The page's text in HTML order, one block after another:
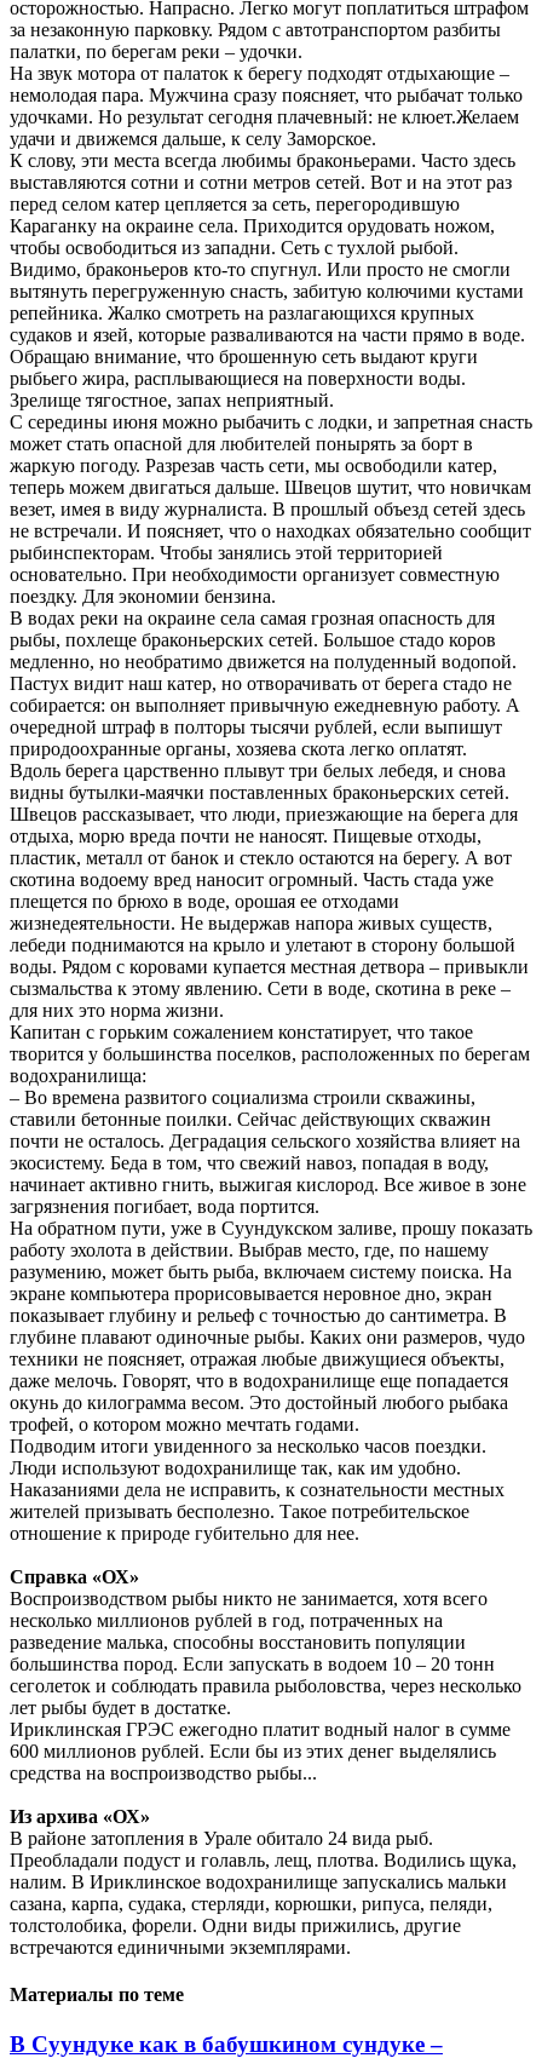
осторожностью. Напрасно. Легко могут поплатиться штрафом
за незаконную парковку. Рядом с автотранспортом разбиты
палатки, по берегам реки – удочки.
На звук мотора от палаток к берегу подходят отдыхающие –
немолодая пара. Мужчина сразу поясняет, что рыбачат только
удочками. Но результат сегодня плачевный: не клюет.Желаем
удачи и движемся дальше, к селу Заморское.
К слову, эти места всегда любимы браконьерами. Часто здесь
выставляются сотни и сотни метров сетей. Вот и на этот раз
перед селом катер цепляется за сеть, перегородившую
Караганку на окраине села. Приходится орудовать ножом,
чтобы освободиться из западни. Сеть с тухлой рыбой.
Видимо, браконьеров кто-то спугнул. Или просто не смогли
вытянуть перегруженную снасть, забитую колючими кустами
репейника. Жалко смотреть на разлагающихся крупных
судаков и язей, которые разваливаются на части прямо в воде.
Обращаю внимание, что брошенную сеть выдают круги
рыбьего жира, расплывающиеся на поверхности воды.
Зрелище тягостное, запах неприятный.
С середины июня можно рыбачить с лодки, и запретная снасть
может стать опасной для любителей понырять за борт в
жаркую погоду. Разрезав часть сети, мы освободили катер,
теперь можем двигаться дальше. Швецов шутит, что новичкам
везет, имея в виду журналиста. В прошлый объезд сетей здесь
не встречали. И поясняет, что о находках обязательно сообщит
рыбинспекторам. Чтобы занялись этой территорией
основательно. При необходимости организует совместную
поездку. Для экономии бензина.
В водах реки на окраине села самая грозная опасность для
рыбы, похлеще браконьерских сетей. Большое стадо коров
медленно, но необратимо движется на полуденный водопой.
Пастух видит наш катер, но отворачивать от берега стадо не
собирается: он выполняет привычную ежедневную работу. А
очередной штраф в полторы тысячи рублей, если выпишут
природоохранные органы, хозяева скота легко оплатят.
Вдоль берега царственно плывут три белых лебедя, и снова
видны бутылки-маячки поставленных браконьерских сетей.
Швецов рассказывает, что люди, приезжающие на берега для
отдыха, морю вреда почти не наносят. Пищевые отходы,
пластик, металл от банок и стекло остаются на берегу. А вот
скотина водоему вред наносит огромный. Часть стада уже
плещется по брюхо в воде, орошая ее отходами
жизнедеятельности. Не выдержав напора живых существ,
лебеди поднимаются на крыло и улетают в сторону большой
воды. Рядом с коровами купается местная детвора – привыкли
сызмальства к этому явлению. Сети в воде, скотина в реке –
для них это норма жизни.
Капитан с горьким сожалением констатирует, что такое
творится у большинства поселков, расположенных по берегам
водохранилища:
– Во времена развитого социализма строили скважины,
ставили бетонные поилки. Сейчас действующих скважин
почти не осталось. Деградация сельского хозяйства влияет на
экосистему. Беда в том, что свежий навоз, попадая в воду,
начинает активно гнить, выжигая кислород. Все живое в зоне
загрязнения погибает, вода портится.
На обратном пути, уже в Суундукском заливе, прошу показать
работу эхолота в действии. Выбрав место, где, по нашему
разумению, может быть рыба, включаем систему поиска. На
экране компьютера прорисовывается неровное дно, экран
показывает глубину и рельеф с точностью до сантиметра. В
глубине плавают одиночные рыбы. Каких они размеров, чудо
техники не поясняет, отражая любые движущиеся объекты,
даже мелочь. Говорят, что в водохранилище еще попадается
окунь до килограмма весом. Это достойный любого рыбака
трофей, о котором можно мечтать годами.
Подводим итоги увиденного за несколько часов поездки.
Люди используют водохранилище так, как им удобно.
Наказаниями дела не исправить, к сознательности местных
жителей призывать бесполезно. Такое потребительское
отношение к природе губительно для нее.
Справка «ОХ»
Воспроизводством рыбы никто не занимается, хотя всего
несколько миллионов рублей в год, потраченных на
разведение малька, способны восстановить популяции
большинства пород. Если запускать в водоем 10 – 20 тонн
сеголеток и соблюдать правила рыболовства, через несколько
лет рыбы будет в достатке.
Ириклинская ГРЭС ежегодно платит водный налог в сумме
600 миллионов рублей. Если бы из этих денег выделялись
средства на воспроизводство рыбы...
Из архива «ОХ»
В районе затопления в Урале обитало 24 вида рыб.
Преобладали подуст и голавль, лещ, плотва. Водились щука,
налим. В Ириклинское водохранилище запускались мальки
сазана, карпа, судака, стерляди, корюшки, рипуса, пеляди,
толстолобика, форели. Одни виды прижились, другие
встречаются единичными экземплярами.
Материалы по теме
В Суундуке как в бабушкином сундуке –